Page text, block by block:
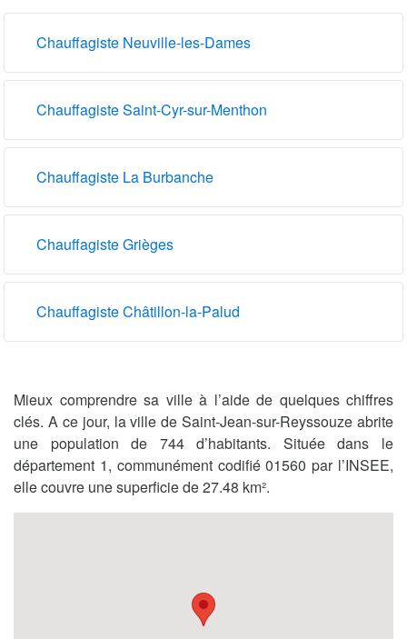
Chauffagiste Neuville-les-Dames
Chauffagiste Saint-Cyr-sur-Menthon
Chauffagiste La Burbanche
Chauffagiste Grièges
Chauffagiste Châtillon-la-Palud
Mieux comprendre sa ville à l’aide de quelques chiffres
clés. A ce jour, la ville de Saint-Jean-sur-Reyssouze abrite
une population de 744 d’habitants. Située dans le
département 1, communément codifié 01560 par l’INSEE,
elle couvre une superficie de 27.48 km².